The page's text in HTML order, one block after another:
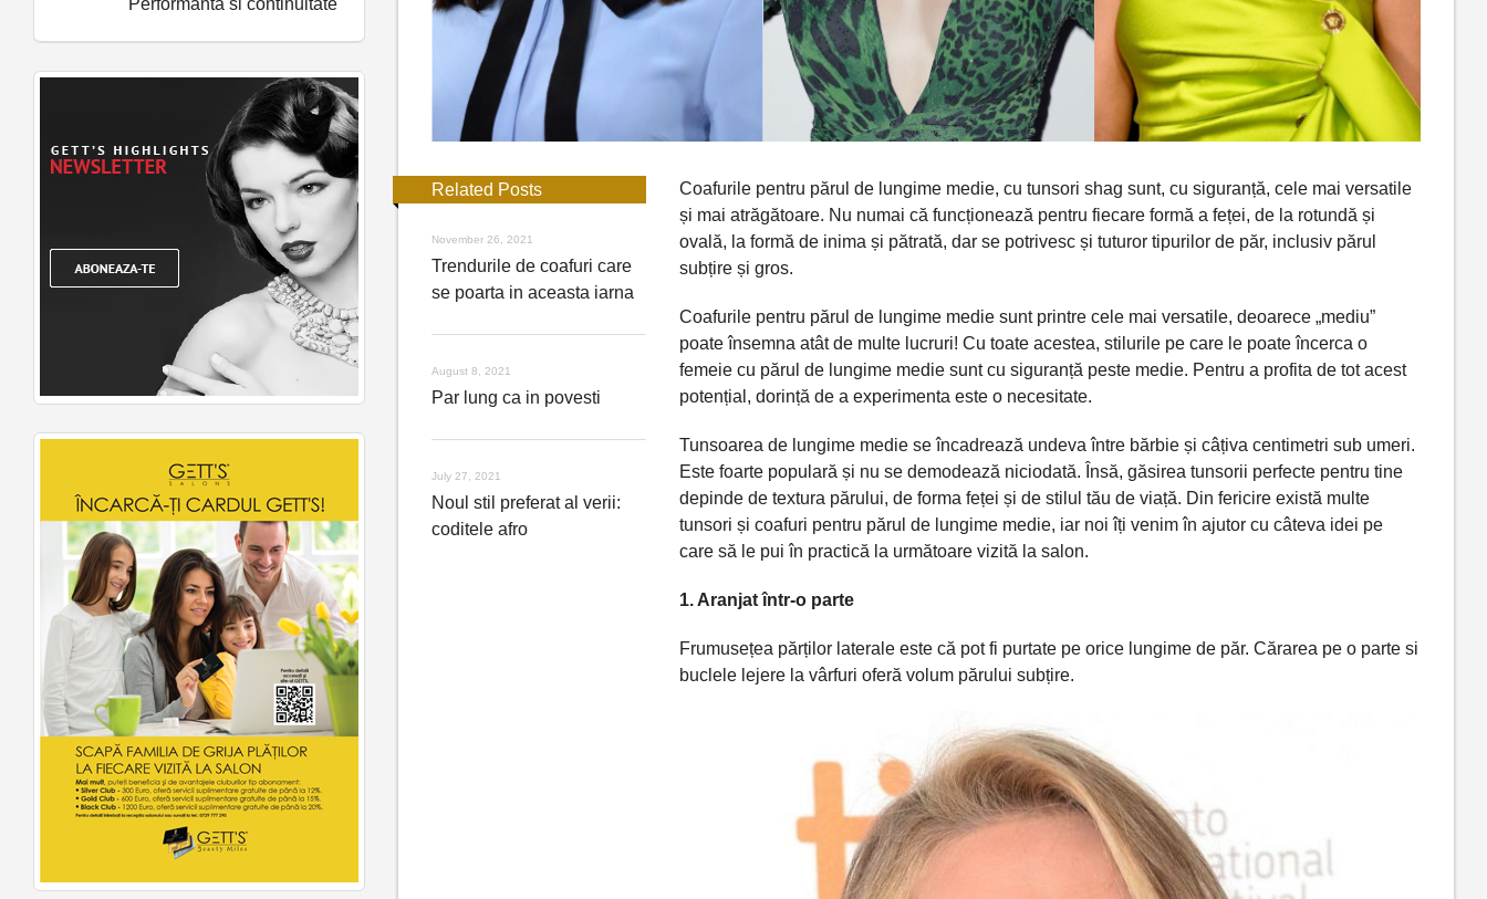
Coafurile pentru părul de lungime medie, cu tunsori shag sunt, cu siguranță, cele mai versatile
și mai atrăgătoare. Nu numai că funcționează pentru fiecare formă a feței, de la rotundă și
ovală, la formă de inima și pătrată, dar se potrivesc și tuturor tipurilor de păr, inclusiv părul
subțire și gros.
Coafurile pentru părul de lungime medie suntprintre cele mai versatile, deoarece „mediu”
poate însemna atât de multe lucruri! Cu toate acestea, stilurile pe care le poate încerca o
femeie cu părul de lungime medie suntcu siguranță pestemedie. Pentru a profita de tot acest
potențial, dorință de a experimenta este o necesitate.
Tunsoarea de lungime medie seîncadrează undeva între bărbie și câțiva centimetri sub umeri.
Este foarte populară și nu se demodează niciodată. Însă, găsirea tunsorii perfecte pentru tine
depinde de textura părului, de forma feței și de stilul tău de viață. Din fericire există multe
tunsori și coafuri pentru părul de lungime medie, iar noi îți venimîn ajutor cu câteva idei pe
care să le puiîn practică la următoare vizită la salon.
1. Aranjatîntr-o parte
Frumusețea părțilorlaterale este că pot fi purtate pe orice lungime de păr. Cărarea pe o partesi
buclele lejere la vârfuri oferă volum părului subțire.
Related Posts
November 26, 2021
Trendurile de coafuri care
se poarta in aceasta iarna
August 8, 2021
Par lung ca in povesti
July 27, 2021
Noul stil preferat al verii:
coditele afro
Performanta si continuitate